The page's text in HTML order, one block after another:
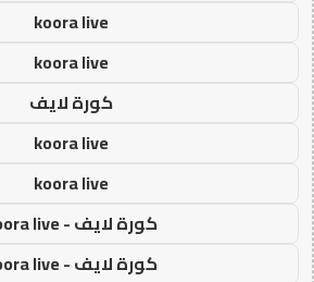
koora live
koora live
كورة لايف
koora live
koora live
كورة لايف - koora live
كورة لايف - koora live